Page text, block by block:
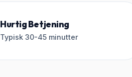
Hurtig Betjening
Typisk 30-45 minutter